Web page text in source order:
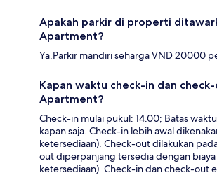
Apakah parkir di properti
Apartment?
Ya.Parkir mandiri seharga VND 20000
Kapan waktu check-in dan
Apartment?
Check-in mulai pukul: 14.00; Batas
kapan saja. Check-in lebih awal
ketersediaan). Check-out dilakukan
out diperpanjang tersedia dengan
ketersediaan). Check-in dan check-out